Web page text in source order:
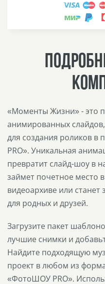
«Моменты Жизни» - это
анимированных
для создания роликов
PRO». Уникальная
превратит слайд-шоу в
займет почетное место
видеоархиве или
для родных и друзей.
Загрузите пакет
лучшие снимки и
Найдите подходящую
проект в любом из
«ФотоШОУ PRO».